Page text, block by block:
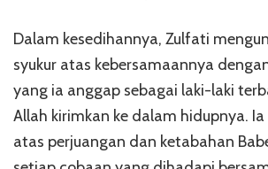
Dalam kesedihannya, Zulfati
syukur atas kebersamaannya
yang ia anggap sebagai laki-laki
Allah kirimkan ke dalam hidupnya.
atas perjuangan dan ketabahan